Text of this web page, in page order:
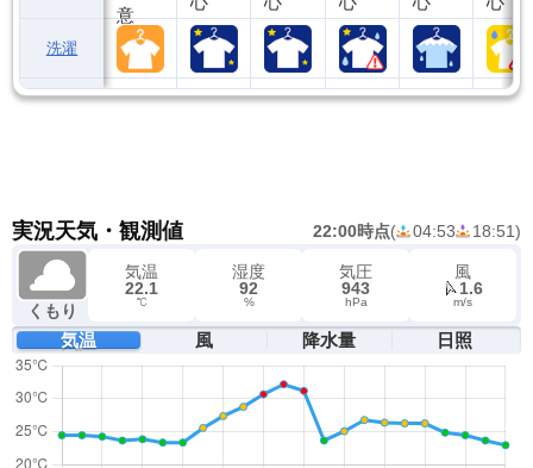
洗濯
実況天気・観測値 22:00時点( 04:53 18:51)
くもり
気温
22.1
℃
湿度
92
%
気圧
943
hPa
風
1.6
m/s
気温 風 降水量 日照